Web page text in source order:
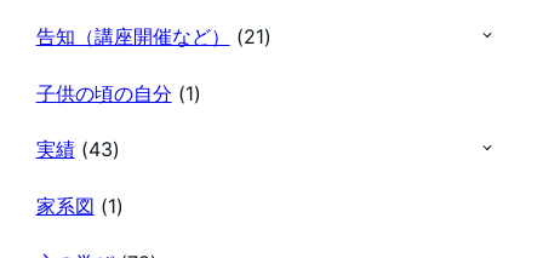
告知（講座開催など） (21)
子供の頃の自分 (1)
実績(43)
家系図 (1)